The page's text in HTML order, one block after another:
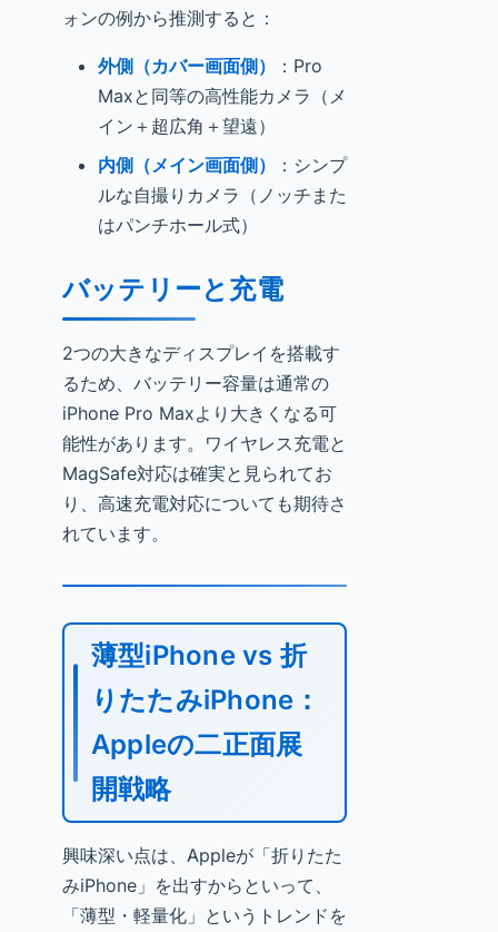
ォンの例から推測すると：
外側（カバー画面側）
：Pro
Maxと同等の高性能カメラ（メ
イン＋超広角＋望遠）
内側（メイン画面側）
：シンプ
ルな自撮りカメラ（ノッチまた
はパンチホール式）
バッテリーと充電
2つの大きなディスプレイを搭載す
るため、バッテリー容量は通常の
iPhone Pro Maxより大きくなる可
能性があります。ワイヤレス充電と
MagSafe対応は確実と見られてお
り、高速充電対応についても期待さ
れています。
薄型iPhone vs 折
りたたみiPhone：
Appleの二正面展
開戦略
興味深い点は、Appleが「折りたた
みiPhone」を出すからといって、
「薄型・軽量化」というトレンドを